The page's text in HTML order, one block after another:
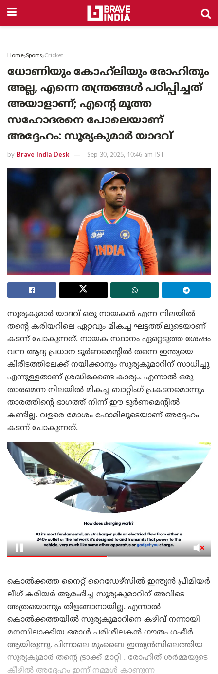
Home Sports Cricket
ധോണിയും കോഹ്‌ലിയും രോഹിതും
അല്ല, എന്നെ തന്ത്രങ്ങൾ പഠിപ്പിച്ചത്
അയാളാണ്; എന്റെ മൂത്ത
സഹോദരനെ പോലെയാണ്
അദ്ദേഹം: സൂര്യകുമാർ യാദവ്
by Brave India Desk Sep 30, 2025, 10:46 am IST
സൂര്യകുമാർ യാദവ് ഒരു നായകൻ എന്ന നിലയിൽ
തന്റെ കരിയറിലെ ഏറ്റവും മികച്ച ഘട്ടത്തിലൂടെയാണ്
കടന്ന് പോകുന്നത്. നായക സ്ഥാനം ഏറ്റെടുത്ത ശേഷം
വന്ന ആദ്യ പ്രധാന ടൂർണമെന്റിൽ തന്നെ ഇന്ത്യയെ
കിരീടത്തിലേക്ക് നയിക്കാനും സൂര്യകുമാറിന് സാധിച്ചു
എന്നുള്ളതാണ് ശ്രദ്ധിക്കേണ്ട കാര്യം. എന്നാൽ ഒരു
താരമെന്ന നിലയിൽ മികച്ച ബാറ്റിംഗ് പ്രകടനമൊന്നും
താരത്തിന്റെ ഭാഗത്ത് നിന്ന് ഈ ടൂർണമെന്റിൽ
കണ്ടില്ല. വളരെ മോശം ഫോമിലൂടെയാണ് അദ്ദേഹം
കടന്ന് പോകുന്നത്.
കൊൽക്കത്ത നൈറ്റ് റൈഡേഴ്സിൽ ഇന്ത്യൻ പ്രീമിയർ
ലീഗ് കരിയർ ആരംഭിച്ച സൂര്യകുമാറിന് അവിടെ
അത്രയൊന്നും തിളങ്ങാനായില്ല. എന്നാൽ
കൊൽക്കത്തയിൽ സൂര്യകുമാറിനെ കഴിവ് നന്നായി
മനസിലാക്കിയ ഒരാൾ പരിശീലകൻ ഗൗതം ഗംഭീർ
ആയിരുന്നു. പിന്നാലെ മുംബൈ ഇന്ത്യൻസിലെത്തിയ
സൂര്യകുമാർ തന്റെ ട്രാക്ക് മാറ്റി . രോഹിത് ശർമ്മയുടെ
കീഴിൽ അദ്ദേഹം ഇന്ന് നമ്മൾ കാണുന്ന